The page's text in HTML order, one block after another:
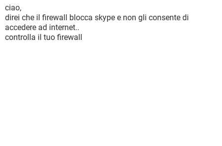
ciao,
direi che il firewall blocca skype e non gli consente di
accedere ad internet..
controlla il tuo firewall